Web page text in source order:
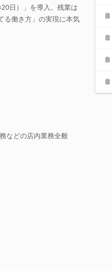
日）」を導入。残業は
る働き方」の実現に本気
などの店内業務全般